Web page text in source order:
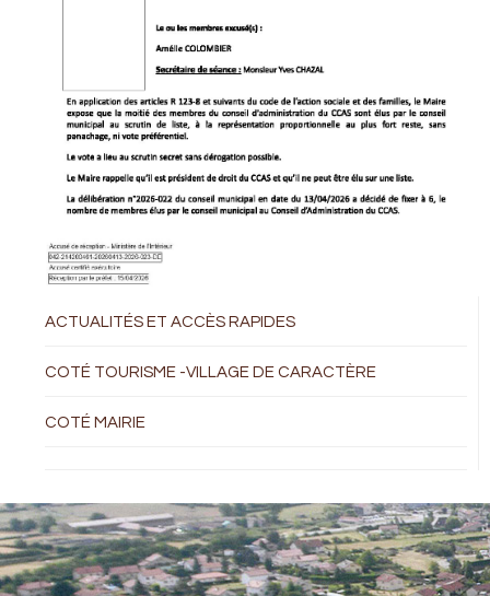
ACTUALITÉS ET ACCÈS RAPIDES
COTÉ TOURISME -VILLAGE DE CARACTÈRE
COTÉ MAIRIE